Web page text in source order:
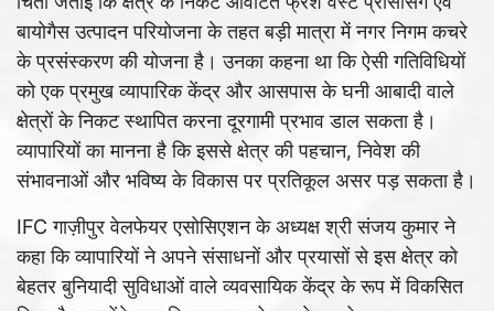
बायोगैस उत्पादन परियोजना के तहत बड़ी मात्रा में नगर निगम कचरे
के प्रसंस्करण की योजना है। उनका कहना था कि ऐसी गतिविधियों
को एक प्रमुख व्यापारिक केंद्र और आसपास के घनी आबादी वाले
क्षेत्रों के निकट स्थापित करना दूरगामी प्रभाव डाल सकता है।
व्यापारियों का मानना है कि इससे क्षेत्र की पहचान, निवेश की
संभावनाओं और भविष्य के विकास पर प्रतिकूल असर पड़ सकता है।
IFC गाज़ीपुर वेलफेयर एसोसिएशन के अध्यक्ष श्री संजय कुमार ने
कहा कि व्यापारियों ने अपने संसाधनों और प्रयासों से इस क्षेत्र को
बेहतर बुनियादी सुविधाओं वाले व्यवसायिक केंद्र के रूप में विकसित